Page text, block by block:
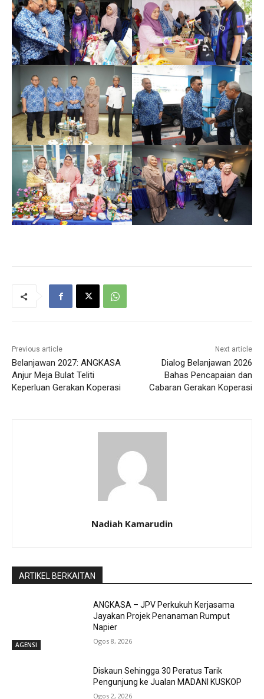
Previous article
Belanjawan 2027: ANGKASA
Anjur Meja Bulat Teliti
Keperluan Gerakan Koperasi
Next article
Dialog Belanjawan 2026
Bahas Pencapaian dan
Cabaran Gerakan Koperasi
Nadiah Kamarudin
ARTIKEL BERKAITAN
AGENSI
ANGKASA – JPV Perkukuh Kerjasama
Jayakan Projek Penanaman Rumput
Napier
Ogos 8, 2026
Diskaun Sehingga 30 Peratus Tarik
Pengunjung ke Jualan MADANI KUSKOP
Ogos 2, 2026